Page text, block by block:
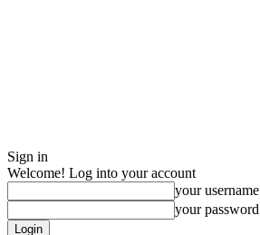
Sign in
Welcome! Log into your account
your username
your password